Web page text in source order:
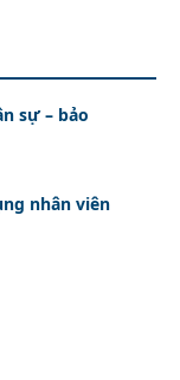
sự – bảo
nhân viên